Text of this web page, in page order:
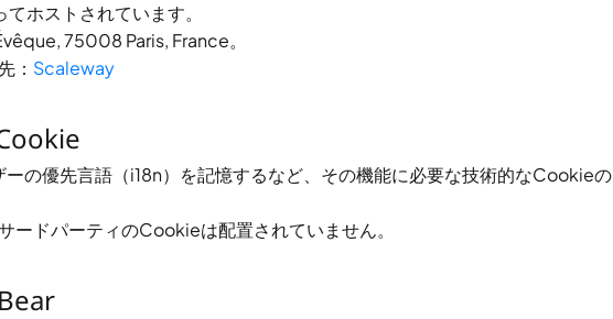
てホストされています。
75008 Paris, France。
： Scaleway
ーの優先言語（i18n）を記憶するなど、その機能に必要な技術的なCookieの
ードパーティのCookieは配置されていません。